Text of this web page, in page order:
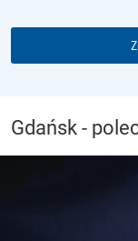
Gdańsk -